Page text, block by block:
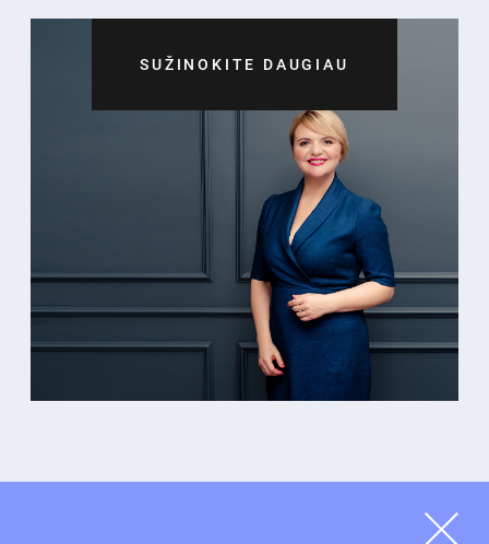
SUŽINOKITE DAUGIAU